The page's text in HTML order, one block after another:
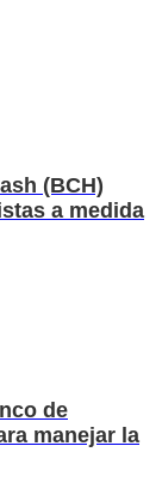
(BCH)
a medida
de
manejar la